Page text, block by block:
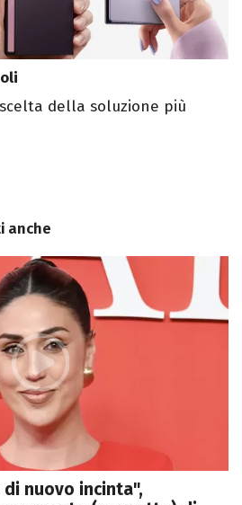
della soluzione più
anche
nuovo incinta",